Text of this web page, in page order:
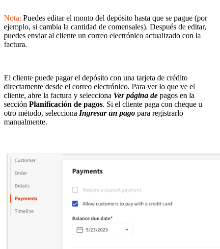
Nota: Puedes editar el monto del depósito hasta que se pague (por
ejemplo, si cambia la cantidad de comensales). Después de editar,
puedes enviar al cliente un correo electrónico actualizado con la
factura.
El cliente puede pagar el depósito con una tarjeta de crédito
directamente desde el correo electrónico. Para ver lo que ve el
cliente, abre la factura y selecciona Ver página de pagos en la
sección Planificación de pagos. Si el cliente paga con cheque u
otro método, selecciona Ingresar un pago para registrarlo
manualmente.